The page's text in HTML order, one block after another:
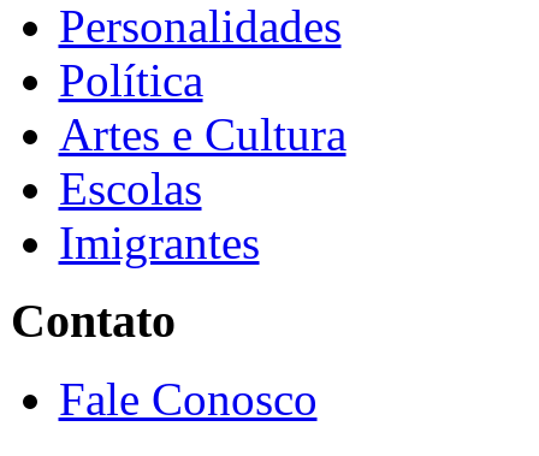
Personalidades
Política
Artes e Cultura
Escolas
Imigrantes
Contato
Fale Conosco